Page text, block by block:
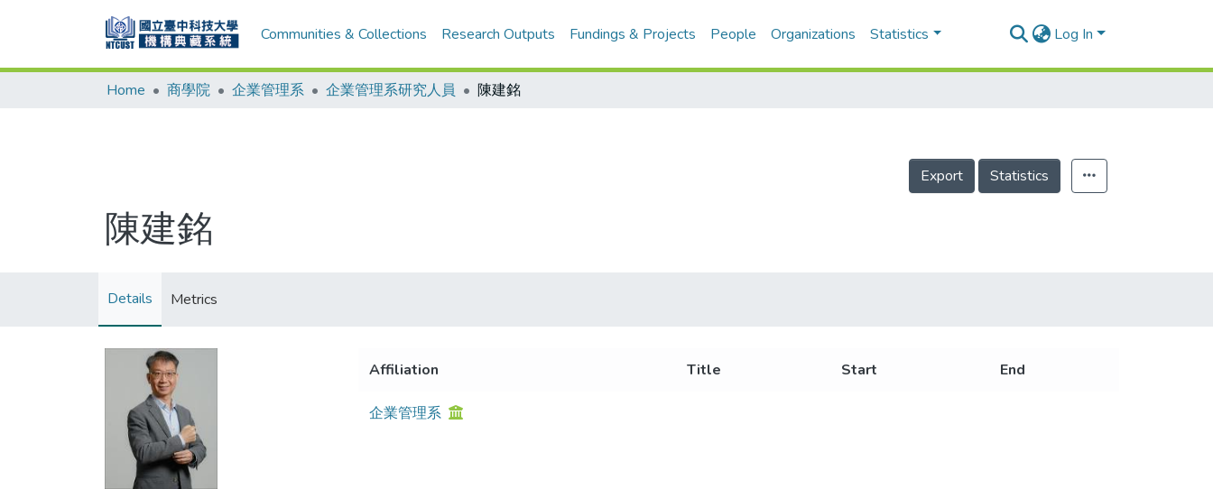
Communities & Collections Research Outputs Fundings & Projects People Organizations Statistics Log In
Home 商學院 企業管理系 企業管理系研究人員 陳建銘
Export Statistics
陳建銘
Details Metrics
Affiliation Title Start End
企業管理系